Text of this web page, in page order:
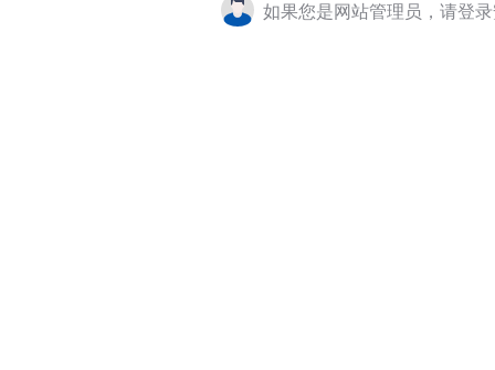
如果您是网站管理员，请登